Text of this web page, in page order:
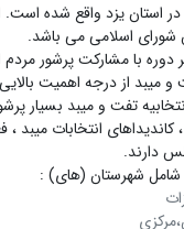
اسلامی می باشد.
دوره با مشارکت پرشور مردم
و میبد از درجه اهمیت
تفت و میبد بسیار
کاندیداهای انتخابات میبد ،
دارند.
شامل شهرستان (های) :